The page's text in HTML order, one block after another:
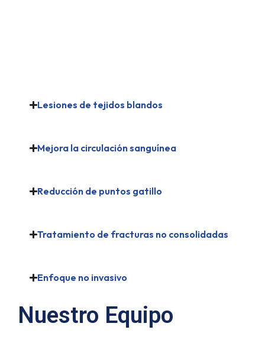
Lesiones de tejidos blandos
Mejora la circulación sanguínea
Reducción de puntos gatillo
Tratamiento de fracturas no consolidadas
Enfoque no invasivo
Nuestro Equipo